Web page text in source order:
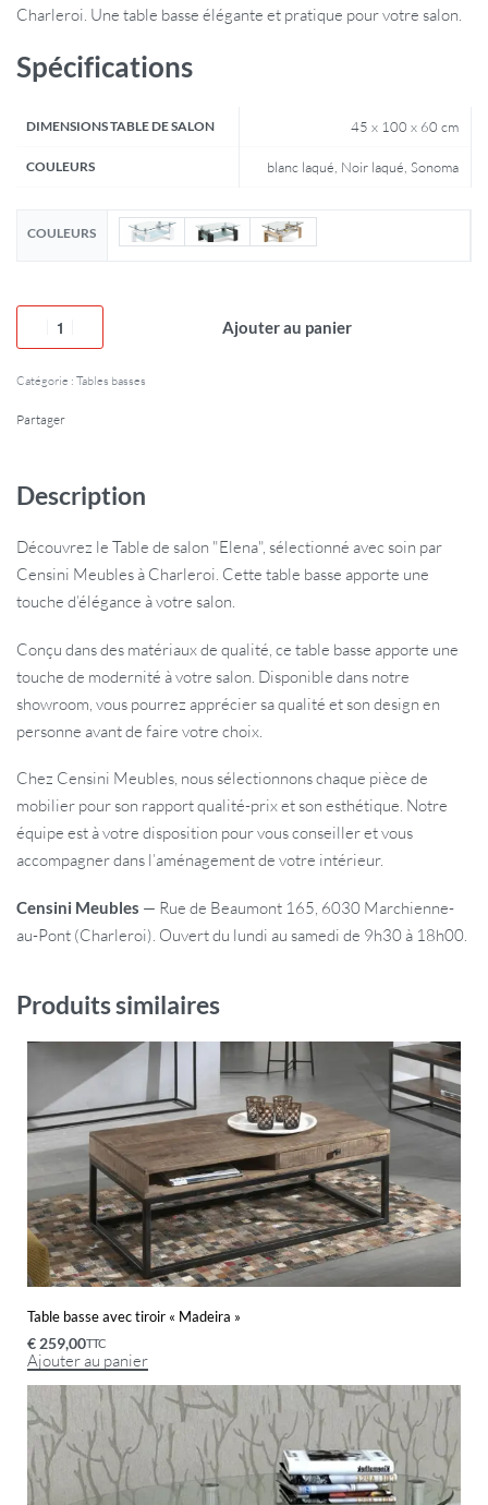
Charleroi. Une table basse élégante et pratique pour votre salon.
Spécifications
DIMENSIONS TABLE DE SALON 45 x 100 x 60 cm
COULEURS blanc laqué, Noir laqué, Sonoma
COULEURS
Ajouter au panier
Catégorie : Tables basses
Partager
Description
Découvrez le Table de salon "Elena", sélectionné avec soin par
Censini Meubles à Charleroi. Cette table basse apporte une
touche d’élégance à votre salon.
Conçu dans des matériaux de qualité, ce table basse apporte une
touche de modernité à votre salon. Disponible dans notre
showroom, vous pourrez apprécier sa qualité et son design en
personne avant de faire votre choix.
Chez Censini Meubles, nous sélectionnons chaque pièce de
mobilier pour son rapport qualité-prix et son esthétique. Notre
équipe est à votre disposition pour vous conseiller et vous
accompagner dans l’aménagement de votre intérieur.
Censini Meubles — Rue de Beaumont 165, 6030 Marchienne-
au-Pont (Charleroi). Ouvert du lundi au samedi de 9h30 à 18h00.
Produits similaires
Table basse avec tiroir « Madeira »
€ 259,00TTC
Ajouter au panier